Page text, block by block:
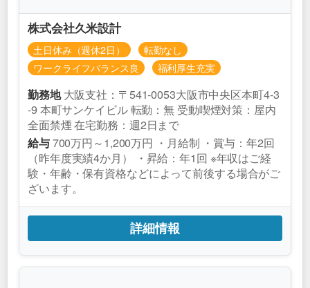
株式会社久米設計
土日休み（週休2日）
転勤なし
ワークライフバランス良
福利厚生充実
勤務地大阪支社：〒541-0053大阪市中央区本町4-3
-9 本町サンケイビル 転勤：無 受動喫煙対策：屋内
全面禁煙 在宅勤務：週2日まで
給与700万円～1,200万円 ・月給制 ・賞与：年2回
（昨年度実績4か月） ・昇給：年1回 ※年収はご経
験・年齢・保有資格などによって前後する場合がご
ざいます。
詳細情報